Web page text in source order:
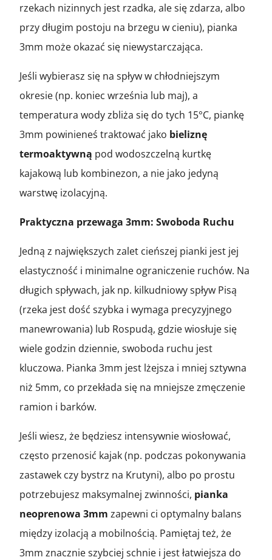
rzekach nizinnych jest rzadka, ale się zdarza, albo
przy długim postoju na brzegu w cieniu), pianka
3mm może okazać się niewystarczająca.
Jeśli wybierasz się na spływ w chłodniejszym
okresie (np. koniec września lub maj), a
temperatura wody zbliża się do tych 15°C, piankę
3mm powinieneś traktować jako bieliznę
termoaktywną pod wodoszczelną kurtkę
kajakową lub kombinezon, a nie jako jedyną
warstwę izolacyjną.
Praktyczna przewaga 3mm: Swoboda Ruchu
Jedną z największych zalet cieńszej pianki jest jej
elastyczność i minimalne ograniczenie ruchów. Na
długich spływach, jak np. kilkudniowy spływ Pisą
(rzeka jest dość szybka i wymaga precyzyjnego
manewrowania) lub Rospudą, gdzie wiosłuje się
wiele godzin dziennie, swoboda ruchu jest
kluczowa. Pianka 3mm jest lżejsza i mniej sztywna
niż 5mm, co przekłada się na mniejsze zmęczenie
ramion i barków.
Jeśli wiesz, że będziesz intensywnie wiosłować,
często przenosić kajak (np. podczas pokonywania
zastawek czy bystrz na Krutyni), albo po prostu
potrzebujesz maksymalnej zwinności, pianka
neoprenowa 3mm zapewni ci optymalny balans
między izolacją a mobilnością. Pamiętaj też, że
3mm znacznie szybciej schnie i jest łatwiejsza do